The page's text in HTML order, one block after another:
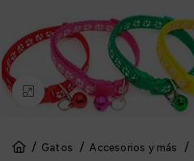
Click to enlarge
Gatos Accesorios y más